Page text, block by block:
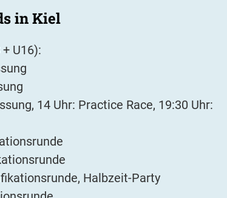
in Kiel
U16):
14 Uhr: Practice Race, 19:30 Uhr:
Halbzeit-Party